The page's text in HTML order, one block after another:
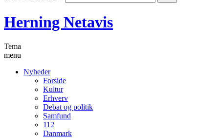
Herning Netavis
Tema
menu
Nyheder
Forside
Kultur
Erhverv
Debat og politik
Samfund
112
Danmark